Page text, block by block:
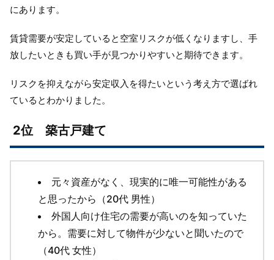
にあります。
賃貸需要が安定していると空室リスクが低くなりますし、手
放したいときも買い手が見つかりやすいと期待できます。
リスクを抑えながら安定収入を得たいという考え方で選ばれ
ているとわかりました。
2位 築古戸建て
元々資産がなく、現実的に唯一可能性がある
と思ったから（20代 男性）
外国人向け住宅の需要が高いのを知っていた
から。需要に対して物件が少ないと聞いたので
（40代 女性）